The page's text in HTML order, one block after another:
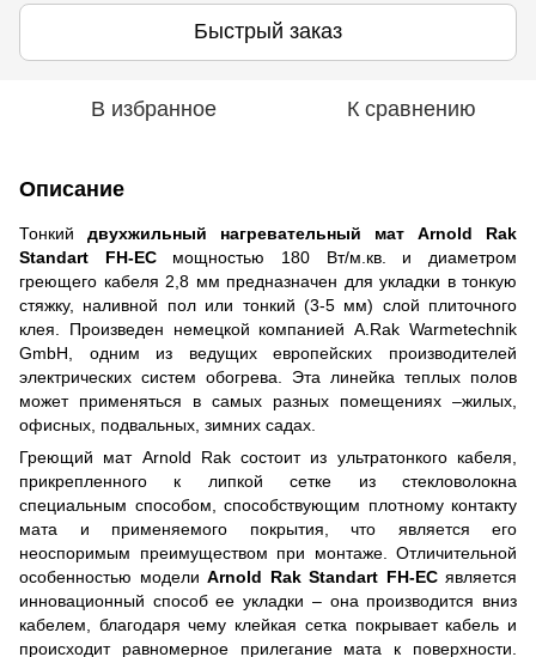
Быстрый заказ
В избранное К сравнению
Описание
Тонкий двухжильный нагревательный мат Arnold Rak
Standart FH-ECмощностью 180 Вт/м.кв. и диаметром
греющего кабеля 2,8 мм предназначен для укладки в тонкую
стяжку, наливной пол или тонкий (3-5 мм) слой плиточного
клея. Произведен немецкой компанией A.Rak Warmetechnik
GmbH, одним из ведущих европейских производителей
электрических систем обогрева. Эта линейка теплых полов
может применяться в самых разных помещениях –жилых,
офисных, подвальных, зимних садах.
Греющий мат Arnold Rak состоит из ультратонкого кабеля,
прикрепленного к липкой сетке из стекловолокна
специальным способом, способствующим плотному контакту
мата и применяемого покрытия, что является его
неоспоримым преимуществом при монтаже. Отличительной
особенностью модели Arnold Rak Standart FH-ECявляется
инновационный способ ее укладки – она производится вниз
кабелем, благодаря чему клейкая сетка покрывает кабель и
происходит равномерное прилегание мата к поверхности.